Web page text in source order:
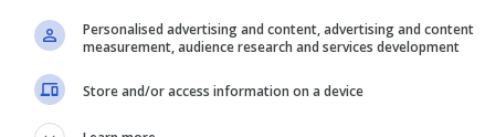
Aprile 29, 2024
Personalised advertising and content, advertising and content
measurement, audience research and services development
Store and/or access information on a device